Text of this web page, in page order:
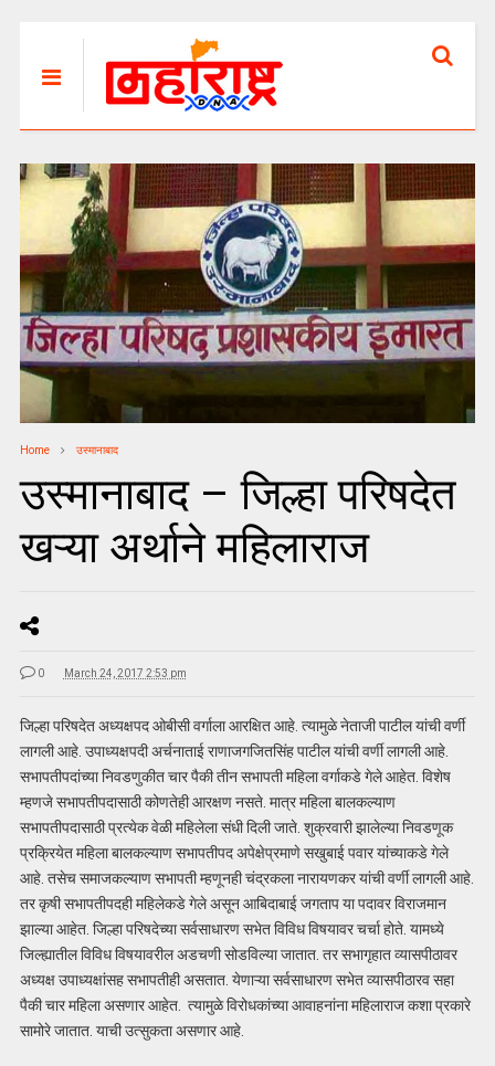
Home उस्मानाबाद
उस्मानाबाद – जिल्हा परिषदेत
खऱ्या अर्थाने महिलाराज
0 March 24, 2017 2:53 pm
जिल्हा परिषदेत अध्यक्षपद ओबीसी वर्गाला आरक्षित आहे. त्यामुळे नेताजी पाटील यांची वर्णी
लागली आहे. उपाध्यक्षपदी अर्चनाताई राणाजगजितसिंह पाटील यांची वर्णी लागली आहे.
सभापतीपदांच्या निवडणुकीत चार पैकी तीन सभापती महिला वर्गाकडे गेले आहेत. विशेष
म्हणजे सभापतीपदासाठी कोणतेही आरक्षण नसते. मात्र महिला बालकल्याण
सभापतीपदासाठी प्रत्येक वेळी महिलेला संधी दिली जाते. शुक्रवारी झालेल्या निवडणूक
प्रक्रियेत महिला बालकल्याण सभापतीपद अपेक्षेप्रमाणे सखुबाई पवार यांच्याकडे गेले
आहे. तसेच समाजकल्याण सभापती म्हणूनही चंद्रकला नारायणकर यांची वर्णी लागली आहे.
तर कृषी सभापतीपदही महिलेकडे गेले असून आबिदाबाई जगताप या पदावर विराजमान
झाल्या आहेत. जिल्हा परिषदेच्या सर्वसाधारण सभेत विविध विषयावर चर्चा होते. यामध्ये
जिल्ह्यातील विविध विषयावरील अडचणी सोडविल्या जातात. तर सभागृहात व्यासपीठावर
अध्यक्ष उपाध्यक्षांसह सभापतीही असतात. येणाऱ्या सर्वसाधारण सभेत व्यासपीठारव सहा
पैकी चार महिला असणार आहेत. त्यामुळे विरोधकांच्या आवाहनांना महिलाराज कशा प्रकारे
सामोरे जातात. याची उत्सुकता असणार आहे.